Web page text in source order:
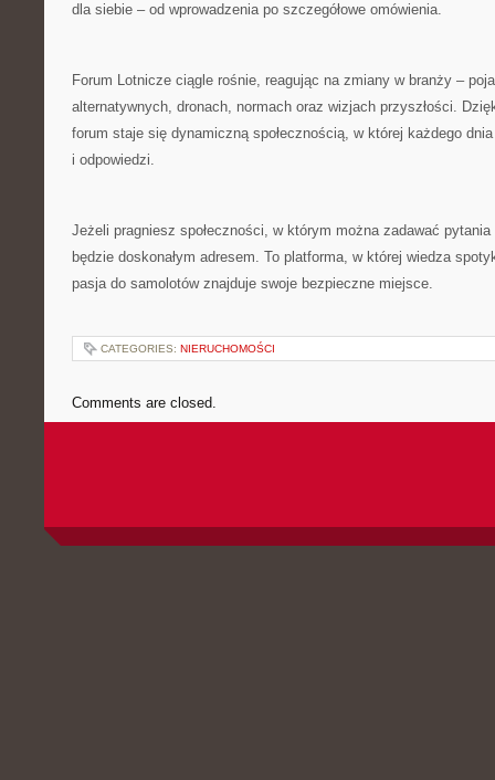
dla siebie – od wprowadzenia po szczegółowe omówienia.
Forum Lotnicze ciągle rośnie, reagując na zmiany w branży –
alternatywnych, dronach, normach oraz wizjach przyszłości.
forum staje się dynamiczną społecznością, w której każdego
i odpowiedzi.
Jeżeli pragniesz społeczności, w którym można zadawać
będzie doskonałym adresem. To platforma, w której wiedza
pasja do samolotów znajduje swoje bezpieczne miejsce.
CATEGORIES: NIERUCHOMOŚCI
Comments are closed.